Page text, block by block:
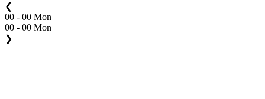
❮
00 - 00 Mon
00 - 00 Mon
❯